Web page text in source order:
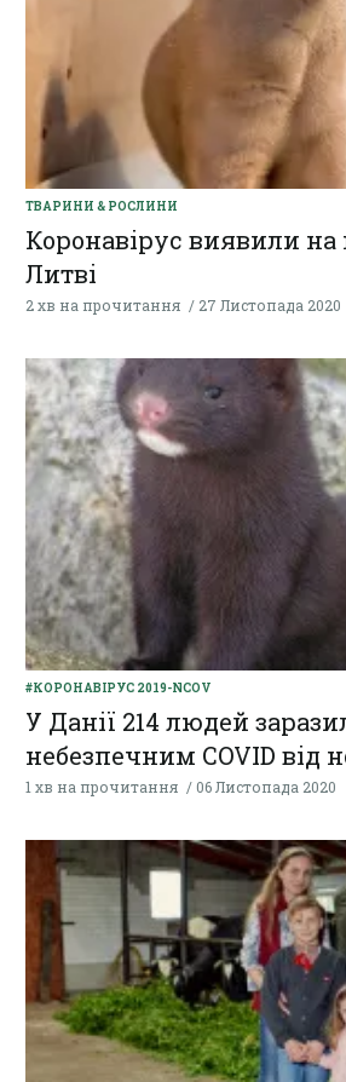
ТВАРИНИ & РОСЛИНИ
Коронавірус виявили
Литві
2 хв на прочитання 27 Листопада 2020
#КОРОНАВІРУС 2019-NCOV
У Данії 214 людей
небезпечним COVID від
1 хв на прочитання 06 Листопада 2020